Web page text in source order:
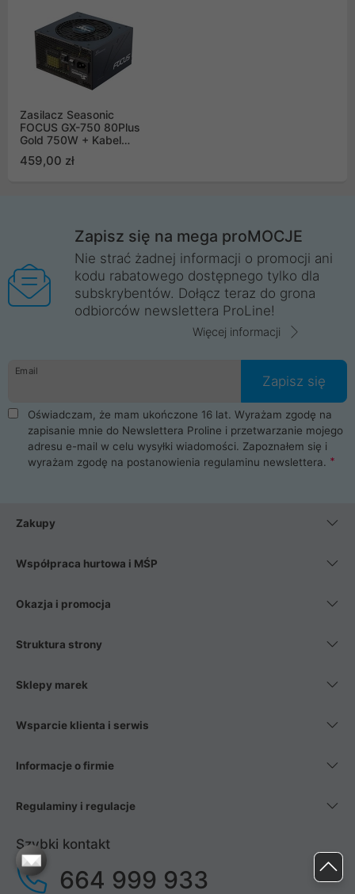
Zasilacz Seasonic
FOCUS GX-750 80Plus
Gold 750W + Kabel
459,00 zł
Zapisz się na mega proMOCJE
Nie strać żadnej informacji o promocji ani
kodu rabatowego dostępnego tylko dla
subskrybentów. Dołącz teraz do grona
odbiorców newslettera ProLine!
Więcej informacji
Email
Zapisz się
Oświadczam, że mam ukończone 16 lat. Wyrażam zgodę na
zapisanie mnie do Newslettera Proline i przetwarzanie mojego
adresu e-mail w celu wysyłki wiadomości. Zapoznałem się i
wyrażam zgodę na postanowienia regulaminu newslettera.
Zakupy
Współpraca hurtowa i MŚP
Okazja i promocja
Struktura strony
Sklepy marek
Wsparcie klienta i serwis
Informacje o firmie
Regulaminy i regulacje
Szybki kontakt
664 999 933